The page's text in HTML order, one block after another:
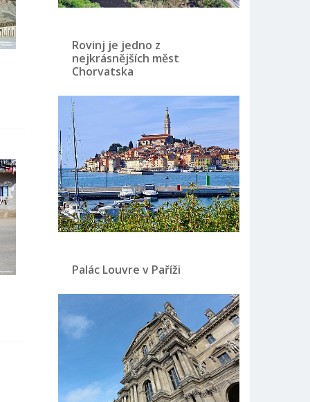
Rovinj je jedno z
nejkrásnějších měst
Chorvatska
Palác Louvre v Paříži